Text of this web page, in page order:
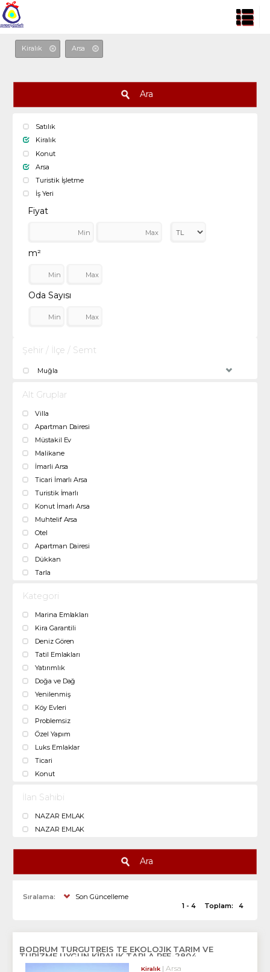
Kiralık Arsa
Ara
Satılık
Kiralık
Konut
Arsa
Turistik İşletme
İş Yeri
Fiyat
m²
Oda Sayısı
Şehir / İlçe / Semt
Muğla
Alt Gruplar
Villa
Apartman Dairesi
Müstakil Ev
Malikane
İmarli Arsa
Ticari İmarlı Arsa
Turistik İmarlı
Konut İmarlı Arsa
Muhtelif Arsa
Otel
Apartman Dairesi
Dükkan
Tarla
Kategori
Marina Emlakları
Kira Garantili
Deniz Gören
Tatil Emlakları
Yatırımlık
Doğa ve Dağ
Yenilenmiş
Köy Evleri
Problemsiz
Özel Yapım
Luks Emlaklar
Ticari
Konut
İlan Sahibi
NAZAR EMLAK
NAZAR EMLAK
Ara
Sıralama:
Son Güncelleme
1 - 4
Toplam: 4
BODRUM TURGUTREIS TE EKOLOJIK TARIM VE
TURIZME UYGUN KIRALIK TARLA REF-2804
Kiralık
Arsa